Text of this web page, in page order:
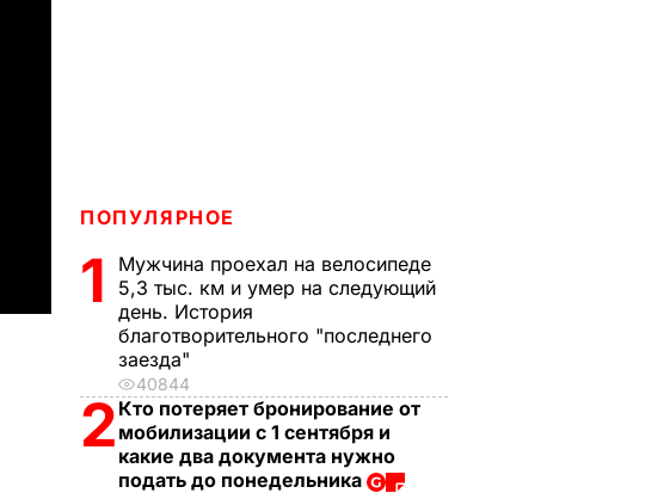
ПОПУЛЯРНОЕ
1
Мужчина проехал на велосипеде
5,3 тыс. км и умер на следующий
день. История
благотворительного "последнего
заезда"
40844
2 Кто потеряет бронирование от
мобилизации с 1 сентября и
какие два документа нужно
подать до понедельника